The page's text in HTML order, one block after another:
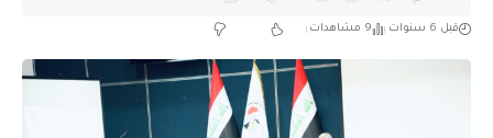
قبل 6 سنوات 9 مشاهدات